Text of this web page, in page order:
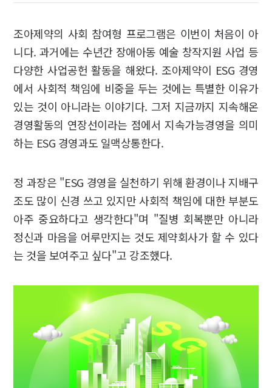
조아제약의 사회 참여형 프로그램은 이번이 처음이 아
니다. 과거에는 수년간 장애아동 예술 창작지원 사업 등
다양한 사업공헌 활동을 해왔다. 조아제약이 ESG 경영
에서 사회적 책임에 비중을 두는 것에는 특별한 이유가
있는 것이 아니라는 이야기다. 그저 지금까지 지속해온
경영활동의 연장선이라는 점에서 지속가능경영을 의미
하는 ESG 경영과도 일맥상통한다.
정 과장은 "ESG 경영을 실천하기 위해 환경이나 지배구
조도 많이 신경 쓰고 있지만 사회적 책임에 대한 부분도
아주 중요하다고 생각한다"며 "질병 회복뿐만 아니라
정신과 마음을 어루만지는 것도 제약회사가 할 수 있다
는 것을 보여주고 싶다"고 강조했다.